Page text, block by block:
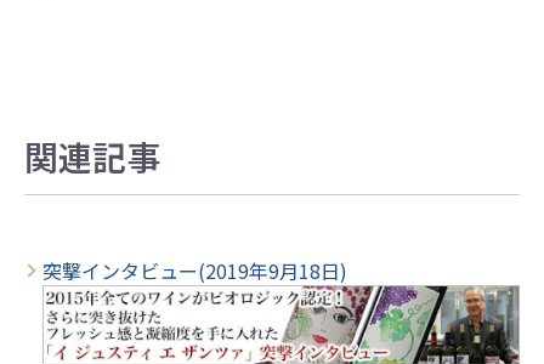
関連記事
突撃インタビュー(2019年9月18日)